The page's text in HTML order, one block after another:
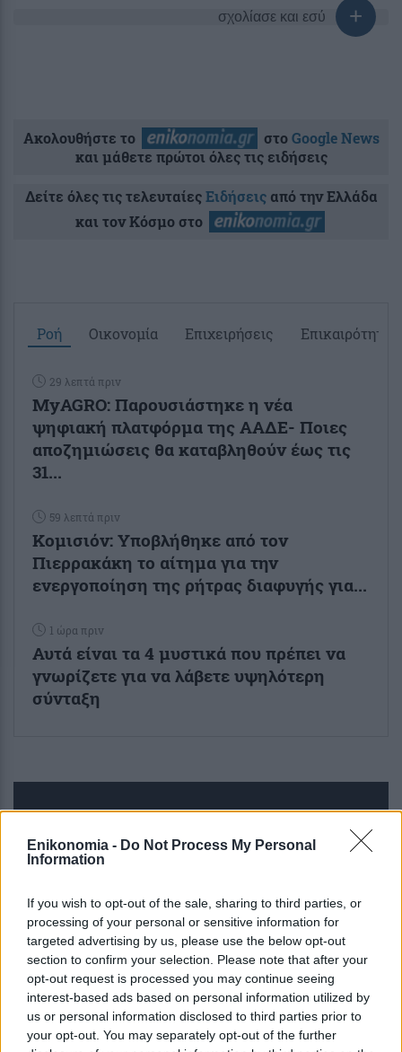
Enikonomia - Do Not Process My Personal
Information
If you wish to opt-out of the sale, sharing to third parties, or
processing of your personal or sensitive information for
targeted advertising by us, please use the below opt-out
section to confirm your selection. Please note that after your
opt-out request is processed you may continue seeing
interest-based ads based on personal information utilized by
us or personal information disclosed to third parties prior to
your opt-out. You may separately opt-out of the further
σχολίασε και εσύ
Ακολουθήστε το στοGoogle News
και μάθετε πρώτοι όλες τις ειδήσεις
Δείτε όλες τις τελευταίεςΕιδήσειςαπό την Ελλάδα
και τον Κόσμο στο
Ροή Οικονομία Επιχειρήσεις Επικαιρότητα
29 λεπτά πριν
ΜyAGRO: Παρουσιάστηκε η νέα
ψηφιακή πλατφόρμα της ΑΑΔΕ- Ποιες
αποζημιώσεις θα καταβληθούν έως τις
31...
59 λεπτά πριν
Κομισιόν: Υποβλήθηκε από τον
Πιερρακάκη το αίτημα για την
ενεργοποίηση της ρήτρας διαφυγής για...
1 ώρα πριν
Αυτά είναι τα 4 μυστικά που πρέπει να
γνωρίζετε για να λάβετε υψηλότερη
σύνταξη
ENIKOS NETWORK